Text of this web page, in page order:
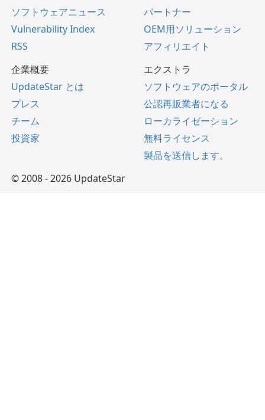
ソフトウェアニュース
Vulnerability Index
RSS
パートナー
OEM用ソリューション
アフィリエイト
企業概要
UpdateStar とは
プレス
チーム
投資家
エクストラ
ソフトウェアのポータル
公認再販業者になる
ローカライゼーション
無料ライセンス
製品を送信します。
© 2008 - 2026 UpdateStar